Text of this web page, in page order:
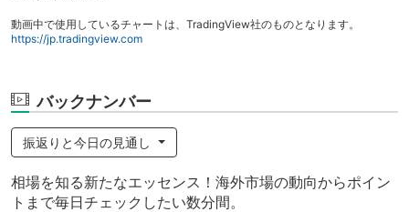
動画中で使用しているチャートは、TradingView社のものとなります。
https://jp.tradingview.com
バックナンバー
振返りと今日の見通し
相場を知る新たなエッセンス！海外市場の動向からポイン
トまで毎日チェックしたい数分間。